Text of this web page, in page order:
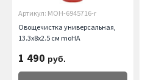
Артикул: MOH-6945716-r
Овощечистка универсальная,
13.3х8х2.5 см moHA
1 490 руб.